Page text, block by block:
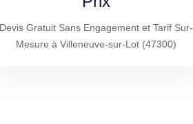
Devis Gratuit Sans Engagement et Tarif Sur-
Mesure à Villeneuve-sur-Lot (47300)